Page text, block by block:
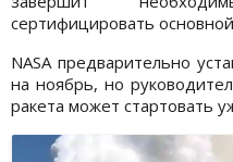
сертифицировать
NASA предварительно
на ноябрь, но
ракета может стартовать